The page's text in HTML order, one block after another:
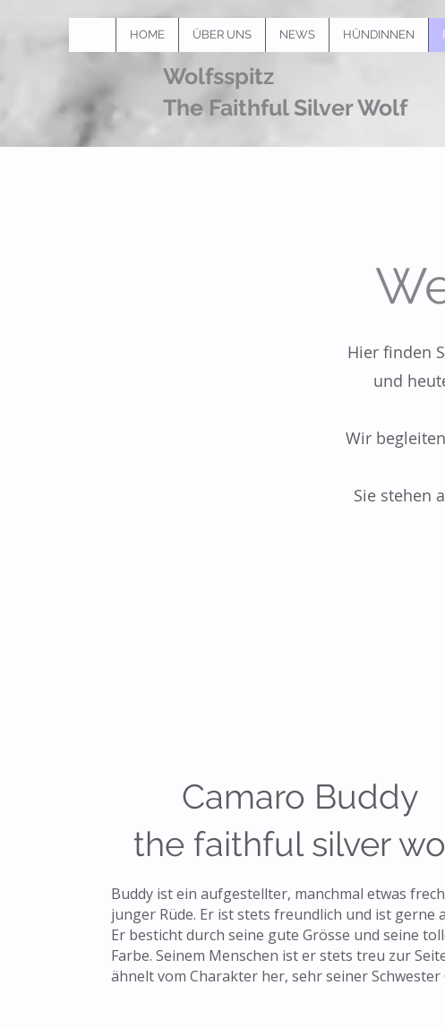
HOME ÜBER UNS NEWS HÜNDINNEN
Wolfsspitz
The Faithful Silver Wolf
Hier finden
und
Wir
Sie stehen
Camaro Buddy
the faithful silver
Buddy ist ein aufgestellter, manchmal etwas
junger Rüde. Er ist stets freundlich und ist gerne
Er besticht durch seine gute Grösse und seine
Farbe. Seinem Menschen ist er stets treu zur
ähnelt vom Charakter her, sehr seiner Schwester